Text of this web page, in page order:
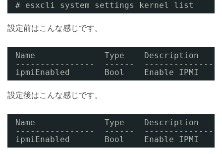
# esxcli system settings kernel list
設定前はこんな感じです。
Name              Type    Description
----------------  ------
ipmiEnabled       Bool    Enable IPMI
設定後はこんな感じです。
Name              Type    Description
----------------  ------
ipmiEnabled       Bool    Enable IPMI